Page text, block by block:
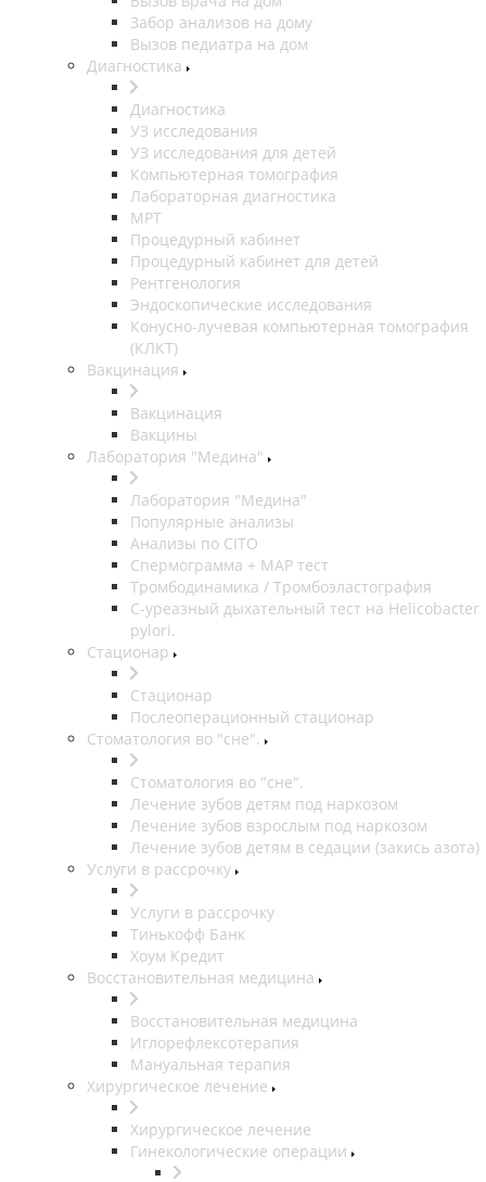
Забор анализов на дому
Вызов педиатра на дом
Диагностика
Диагностика
УЗ исследования
УЗ исследования для детей
Компьютерная томография
Лабораторная диагностика
МРТ
Процедурный кабинет
Процедурный кабинет для детей
Рентгенология
Эндоскопические исследования
Конусно-лучевая компьютерная томография
(КЛКТ)
Вакцинация
Вакцинация
Вакцины
Лаборатория "Медина"
Лаборатория "Медина"
Популярные анализы
Анализы по CITO
Спермограмма + МАР тест
Тромбодинамика / Тромбоэластография
С-уреазный дыхательный тест на Helicobacter
pylori.
Стационар
Стационар
Послеоперационный стационар
Стоматология во "сне".
Стоматология во "сне".
Лечение зубов детям под наркозом
Лечение зубов взрослым под наркозом
Лечение зубов детям в седации (закись азота)
Услуги в рассрочку
Услуги в рассрочку
Тинькофф Банк
Хоум Кредит
Восстановительная медицина
Восстановительная медицина
Иглорефлексотерапия
Мануальная терапия
Хирургическое лечение
Хирургическое лечение
Гинекологические операции